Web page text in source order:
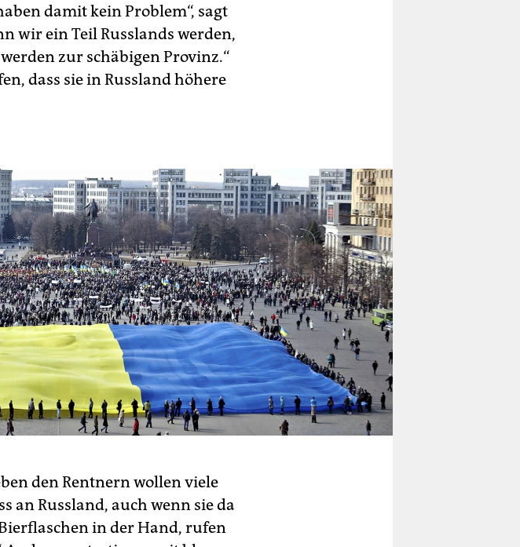
damit kein Problem“, sagt
wir ein Teil Russlands werden,
zur schäbigen Provinz.“
dass sie in Russland höhere
den Rentnern wollen viele
an Russland, auch wenn sie da
in der Hand, rufen